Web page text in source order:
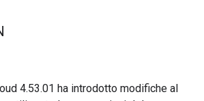
4.53.01 ha introdotto modifiche al